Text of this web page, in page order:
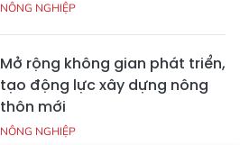
NÔNG NGHIỆP
Mở rộng không gian phát triển,
tạo động lực xây dựng nông
thôn mới
NÔNG NGHIỆP